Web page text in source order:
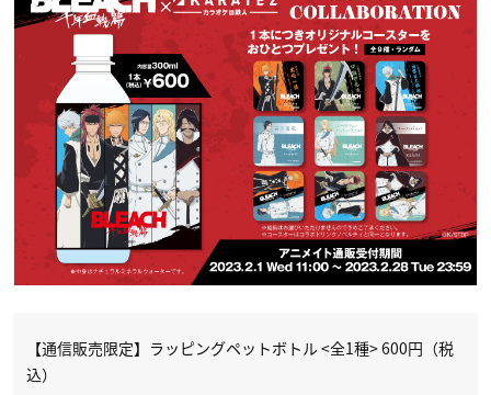
【通信販売限定】ラッピングペットボトル <全1種> 600円（税
込）